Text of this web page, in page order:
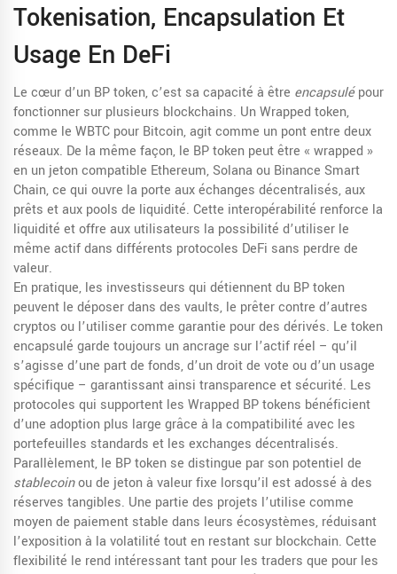
Tokenisation, Encapsulation Et
Usage En DeFi
Le cœur d’un BP token, c’est sa capacité à être encapsulépour
fonctionner sur plusieurs blockchains. UnWrapped token,
comme le WBTC pour Bitcoin, agit comme un pont entre deux
réseaux. De la même façon, le BP token peut être « wrapped »
en un jeton compatible Ethereum, Solana ou Binance Smart
Chain, ce qui ouvre la porte aux échanges décentralisés, aux
prêts et aux pools de liquidité. Cette interopérabilité renforce la
liquidité et offre aux utilisateurs la possibilité d’utiliser le
même actif dans différents protocoles DeFi sans perdre de
valeur.
En pratique, les investisseurs qui détiennent du BP token
peuvent le déposer dans des vaults, le prêter contre d’autres
cryptos ou l’utiliser comme garantie pour des dérivés. Le token
encapsulé garde toujours un ancrage sur l’actif réel – qu’il
s’agisse d’une part de fonds, d’un droit de vote ou d’un usage
spécifique – garantissant ainsi transparence et sécurité. Les
protocoles qui supportent les Wrapped BP tokens bénéficient
d’une adoption plus large grâce à la compatibilité avec les
portefeuilles standards et les exchanges décentralisés.
Parallèlement, le BP token se distingue par son potentiel de
stablecoinou de jeton à valeur fixe lorsqu’il est adossé à des
réserves tangibles. Une partie des projets l’utilise comme
moyen de paiement stable dans leurs écosystèmes, réduisant
l’exposition à la volatilité tout en restant sur blockchain. Cette
flexibilité le rend intéressant tant pour les traders que pour les